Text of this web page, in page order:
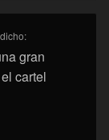
gran
cartel